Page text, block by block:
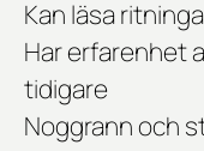
Kan läsa
Har erfarenhet
tidigare
Noggrann och